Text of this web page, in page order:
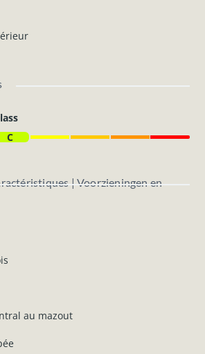
C
| Voorzieningen en
au mazout